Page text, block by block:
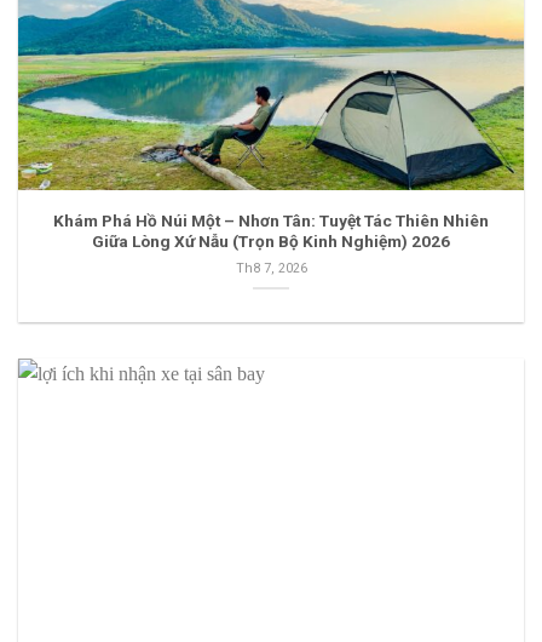
Khám Phá Hồ Núi Một – Nhơn Tân: Tuyệt Tác Thiên Nhiên
Giữa Lòng Xứ Nẫu (Trọn Bộ Kinh Nghiệm) 2026
Th8 7, 2026